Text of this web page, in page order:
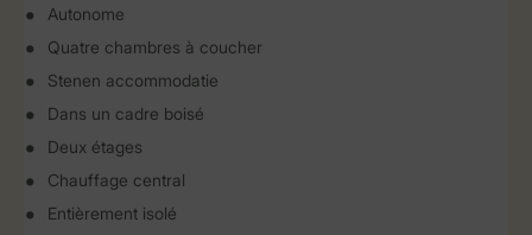
Autonome
Quatre chambres à coucher
Stenen accommodatie
Dans un cadre boisé
Deux étages
Chauffage central
Entièrement isolé